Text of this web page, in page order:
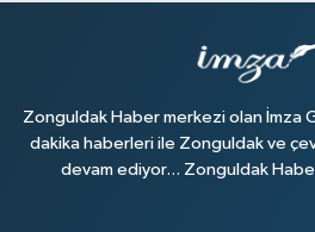
Zonguldak Haber merkezi olan İmza
dakika haberleri ile Zonguldak ve
devam ediyor... Zonguldak